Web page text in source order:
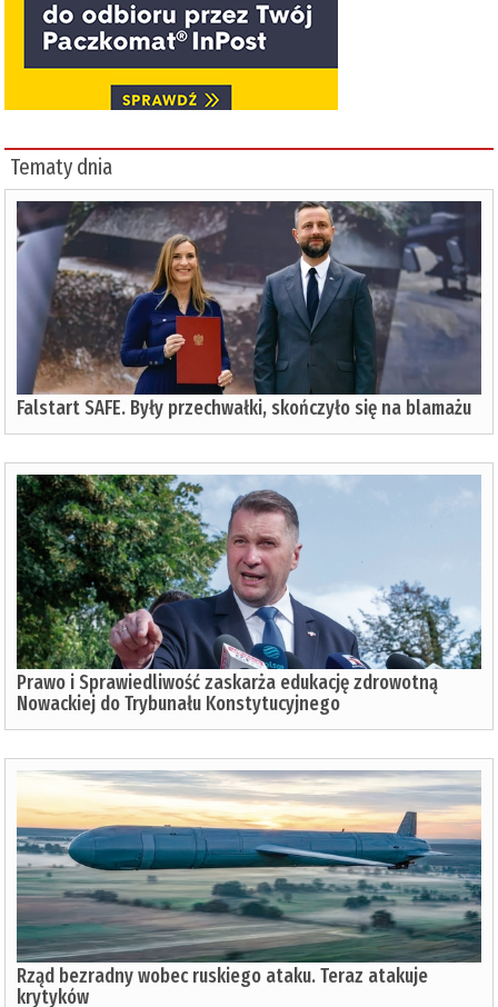
Tematy dnia
Falstart SAFE. Były przechwałki, skończyło się na blamażu
Prawo i Sprawiedliwość zaskarża edukację zdrowotną
Nowackiej do Trybunału Konstytucyjnego
Rząd bezradny wobec ruskiego ataku. Teraz atakuje
krytyków